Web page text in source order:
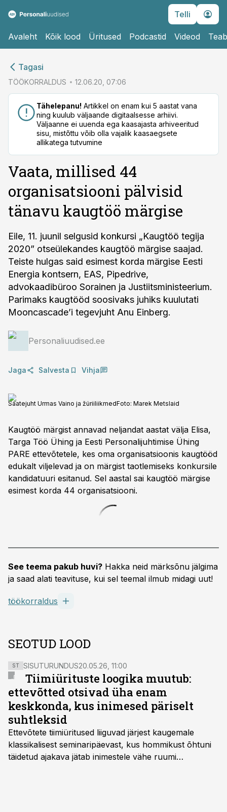
Telli
Avaleht Kõik lood Üritused Podcastid Videod
Tagasi
TÖÖKORRALDUS 12.06.20, 07:06
Tähelepanu! Artikkel on enam kui 5 aastat vana
ning kuulub väljaande digitaalsesse arhiivi.
Väljaanne ei uuenda ega kaasajasta arhiveeritud
sisu, mistõttu võib olla vajalik kaasaegsete
allikatega tutvumine
Vaata, millised 44
organisatsiooni pälvisid
tänavu kaugtöö märgise
Eile, 11. juunil selgusid konkursi „Kaugtöö tegija
2020” otseülekandes kaugtöö märgise saajad.
Teiste hulgas said esimest korda märgise Eesti
Energia kontsern, EAS, Pipedrive,
advokaadibüroo Sorainen ja Justiitsministeerium.
Parimaks kaugtööd soosivaks juhiks kuulutati
Mooncascade’i tegevjuht Anu Einberg.
Personaliuudised.ee
Jaga Salvesta Vihja
Saatejuht Urmas Vaino ja žüriiliikmedFoto: Marek Metslaid
Kaugtöö märgist annavad neljandat aastat välja Elisa,
Targa Töö Ühing ja Eesti Personalijuhtimise Ühing
PARE ettevõtetele, kes oma organisatsioonis kaugtööd
edukalt viljelevad ja on märgist taotlemiseks konkursile
kandidatuuri esitanud. Sel aastal sai kaugtöö märgise
esimest korda 44 organisatsiooni.
See teema pakub huvi? Hakka neid märksõnu jälgima
ja saad alati teavituse, kui sel teemal ilmub midagi uut!
töökorraldus
SEOTUD LOOD
ST SISUTURUNDUS20.05.26, 11:00
Tiimiürituste loogika muutub:
ettevõtted otsivad üha enam
keskkonda, kus inimesed päriselt
suhtleksid
Ettevõtete tiimiüritused liiguvad järjest kaugemale
klassikalisest seminaripäevast, kus hommikust õhtuni
täidetud ajakava jätab inimestele vähe ruumi